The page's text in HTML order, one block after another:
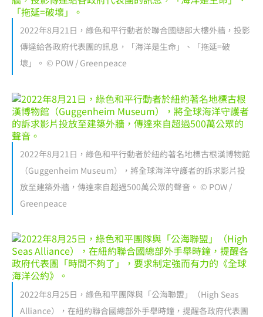
2022年8月21日，綠色和平行動者於聯合國總部大樓外牆，投影
傳達給各政府代表團的訊息，「海洋是生命」、「拖延=破
壞」。 © POW / Greenpeace
2022年8月21日，綠色和平行動者於紐約著名地標古根漢博物館
（Guggenheim Museum），將全球海洋守護者的訴求影片投
放至建築外牆，傳達來自超過500萬公眾的聲音。 © POW /
Greenpeace
2022年8月25日，綠色和平團隊與「公海聯盟」（High Seas
Alliance），在紐約聯合國總部外手舉時鐘，提醒各政府代表團